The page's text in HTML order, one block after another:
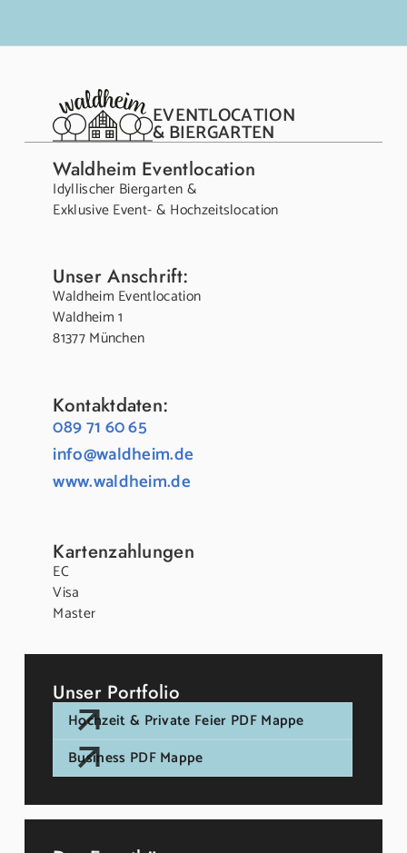
EVENTLOCATION
& BIERGARTEN
Waldheim Eventlocation
Idyllischer Biergarten &
Exklusive Event- & Hochzeitslocation
Unser Anschrift:
Waldheim Eventlocation
Waldheim 1
81377 München
Kontaktdaten:
089 71 60 65
info@waldheim.de
www.waldheim.de
Kartenzahlungen
EC
Visa
Master
Unser Portfolio
Hochzeit & Private Feier PDF Mappe
Business PDF Mappe